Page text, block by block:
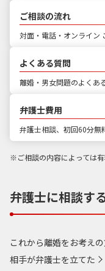
ご相談の流れ
対面・電話・オンライン
よくある質問
離婚・男女問題のよくあ
弁護士費用
弁護士相談、初回60分無
※ご相談の内容によっては有
弁護士に相談す
これから離婚をお考え
相手が弁護士を立てた